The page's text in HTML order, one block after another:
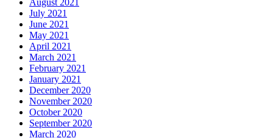
August 2021
July 2021
June 2021
May 2021
April 2021
March 2021
February 2021
January 2021
December 2020
November 2020
October 2020
September 2020
March 2020